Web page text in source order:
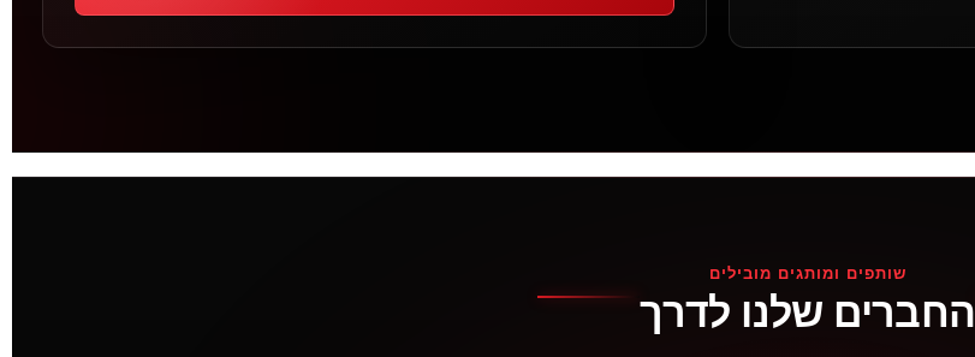
שותפים ומותגים מובילים
החברים שלנו לדרך